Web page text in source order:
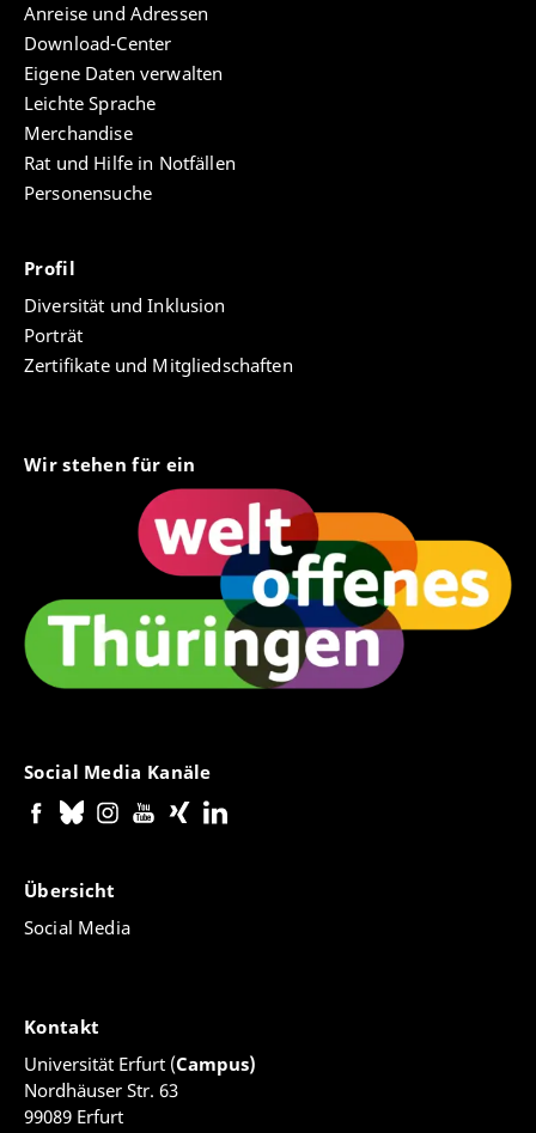
Anreise und Adressen
Download-Center
Eigene Daten verwalten
Leichte Sprache
Merchandise
Rat und Hilfe in Notfällen
Personensuche
Profil
Diversität und Inklusion
Porträt
Zertifikate und Mitgliedschaften
Wir stehen für ein
Social Media Kanäle
Übersicht
Social Media
Kontakt
Universität Erfurt (Campus)
Nordhäuser Str. 63
99089 Erfurt